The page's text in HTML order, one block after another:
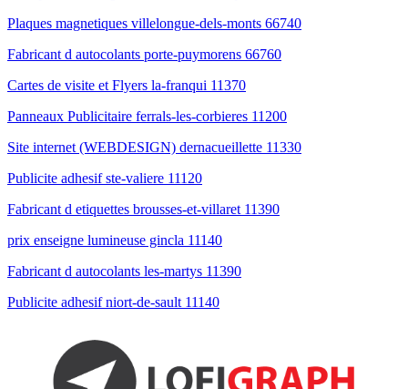
Plaques magnetiques villelongue-dels-monts 66740
Fabricant d autocolants porte-puymorens 66760
Cartes de visite et Flyers la-franqui 11370
Panneaux Publicitaire ferrals-les-corbieres 11200
Site internet (WEBDESIGN) dernacueillette 11330
Publicite adhesif ste-valiere 11120
Fabricant d etiquettes brousses-et-villaret 11390
prix enseigne lumineuse gincla 11140
Fabricant d autocolants les-martys 11390
Publicite adhesif niort-de-sault 11140